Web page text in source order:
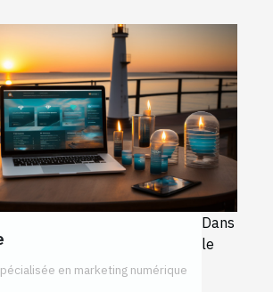
en marketing numérique
Dans
le